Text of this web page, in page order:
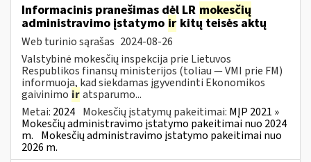
Informacinis pranešimas dėl LR mokesčių
administravimo įstatymo ir kitų teisės aktų
Web turinio sąrašas 2024-08-26
Valstybinė mokesčių inspekcija prie Lietuvos
Respublikos finansų ministerijos (toliau — VMI prie FM)
informuoja, kad siekdamas įgyvendinti Ekonomikos
gaivinimo iratsparumo...
Metai: 2024 Mokesčių įstatymų pakeitimai: MĮP 2021 »
Mokesčių administravimo įstatymo pakeitimai nuo 2024
m. Mokesčių administravimo įstatymo pakeitimai nuo
2026 m.